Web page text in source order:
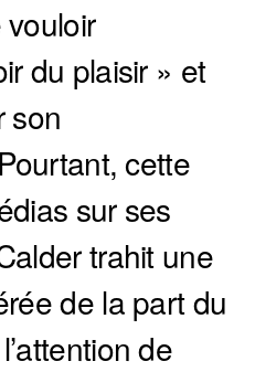
du plaisir » et
son
cette
sur ses
trahit une
de la part du
de